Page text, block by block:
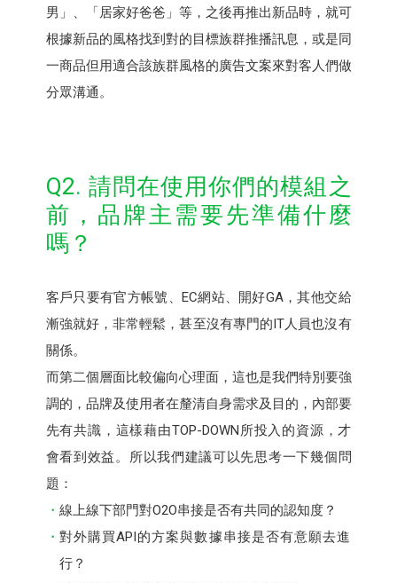
男」、「居家好爸爸」等，之後再推出新品時，就可
根據新品的風格找到對的目標族群推播訊息，或是同
一商品但用適合該族群風格的廣告文案來對客人們做
分眾溝通。
Q2. 請問在使用你們的模組之
前，品牌主需要先準備什麼
嗎？
客戶只要有官方帳號、EC網站、開好GA，其他交給
漸強就好，非常輕鬆，甚至沒有專門的IT人員也沒有
關係。
而第二個層面比較偏向心理面，這也是我們特別要強
調的，品牌及使用者在釐清自身需求及目的，內部要
先有共識，這樣藉由TOP-DOWN所投入的資源，才
會看到效益。所以我們建議可以先思考一下幾個問
題：
線上線下部門對O2O串接是否有共同的認知度？
對外購買API的方案與數據串接是否有意願去進
行？